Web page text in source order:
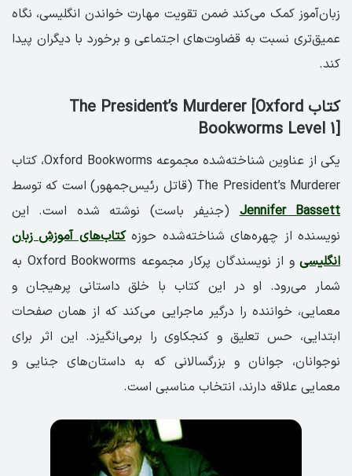
زبان‌آموز کمک می‌کند ضمن تقویت مهارت خواندن انگلیسی، نگاه
عمیق‌تری نسبت به قضاوت‌های اجتماعی و برخورد با دیگران پیدا
کند.
کتاب The President’s Murderer [Oxford
Bookworms Level 1]
یکی از عناوین شناخته‌شده مجموعه Oxford Bookworms، کتاب
The President’s Murderer (قاتل رئیس‌جمهور) است که توسط
Jennifer Bassett(جنیفر باست) نوشته شده است. این
نویسنده از چهره‌های شناخته‌شده حوزهکتاب‌های آموزش زبان
انگلیسی
و از نویسندگان پرکار مجموعه Oxford Bookworms به
شمار می‌رود. او در این کتاب با خلق داستانی پرهیجان و
معمایی، خواننده را درگیر ماجرایی می‌کند که از همان صفحات
ابتدایی، حس تعلیق و کنجکاوی را برمی‌انگیزد. این اثر برای
نوجوانان، جوانان و بزرگسالانی که به داستان‌های جنایی و
معمایی علاقه دارند، انتخاب مناسبی است.